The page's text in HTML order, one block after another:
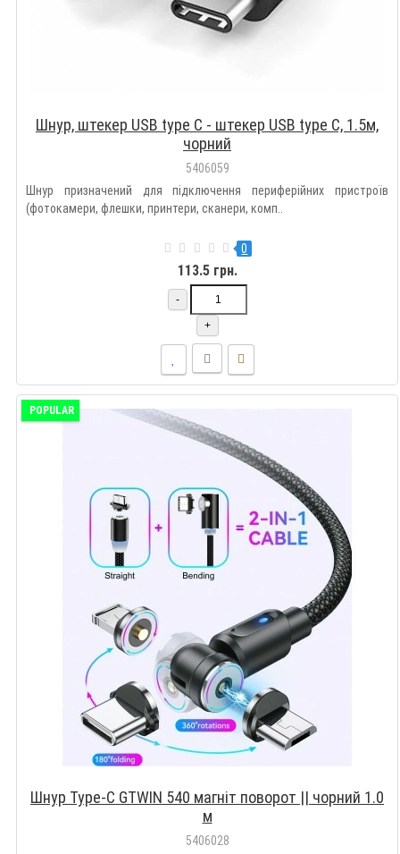
Шнур, штекер USB type C - штекер USB type C, 1.5м,
чорний
5406059
Шнур призначений для підключення периферійних пристроїв
(фотокамери, флешки, принтери, сканери, комп..
0
113.5 грн.
-
+
POPULAR
Шнур Type-C GTWIN 540 магніт поворот || чорний 1.0
м
5406028